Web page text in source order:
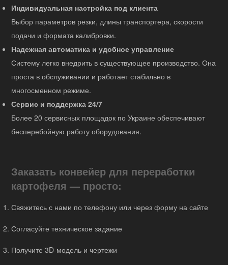
Индивидуальная настройка под клиента
Выбор параметров резки, длины транспортера, скорости
подачи и формата калибровки.
Надежная автоматика и удобное управление
Систему легко внедрить в существующее производство. Она
проста в обслуживании и работает стабильно в
многосменном режиме.
Сервис и поддержка 24/7
Более 20 сервисных площадок по Украине обеспечивают
бесперебойную работу оборудования.
Заказать конвейер для переработки
картофеля — просто:
Свяжитесь с нами по телефону или через форму на сайте
Согласуйте техническое задание
Получите 3D-модель и чертежи